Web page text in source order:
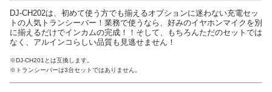
DJ-CH202は、初めて使う方でも揃えるオプションに迷わない充電セッ
トの人気トランシーバー！業務で使うなら、好みのイヤホンマイクを別
に揃えるだけでインカムの完成！！そして、もちろんただのセットでは
なく、アルインコらしい品質も見逃せません！
※DJ-CH201とは互換します。
※トランシーバーは3台セットではありません。